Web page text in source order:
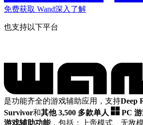
免费获取 Wand深入了解
也支持以下平台
是功能齐全的游戏辅助应用，支持Deep
Survivor和其他 3,500 多款单人 PC 游
游戏辅助功能，包括：上帝模式、无敌